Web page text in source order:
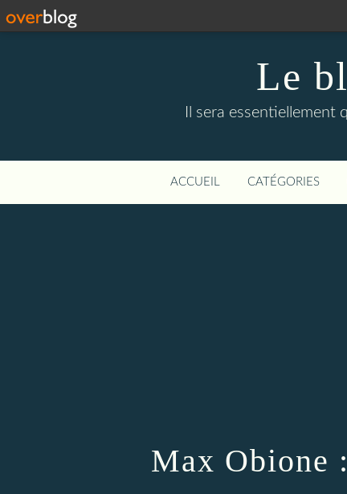
Le
Il sera
ACCUEIL CATÉGORIES
Max Obione